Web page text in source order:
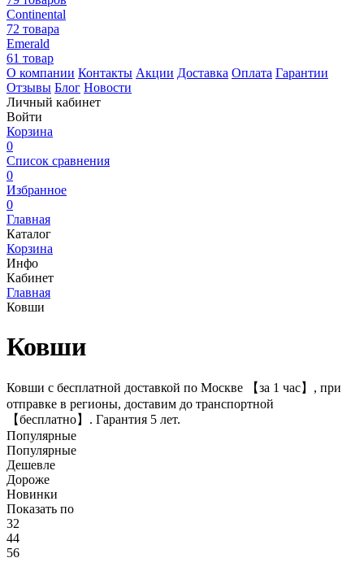
Continental
72 товара
Emerald
61 товар
О компании Контакты Акции Доставка Оплата Гарантии
Отзывы Блог Новости
Личный кабинет
Войти
Корзина
0
Список сравнения
0
Избранное
0
Главная
Каталог
Корзина
Инфо
Кабинет
Главная
Ковши
Ковши
Ковши с бесплатной доставкой по Москве 【за 1 час】, при
отправке в регионы, доставим до транспортной
【бесплатно】. Гарантия 5 лет.
Популярные
Популярные
Дешевле
Дороже
Новинки
Показать по
32
44
56